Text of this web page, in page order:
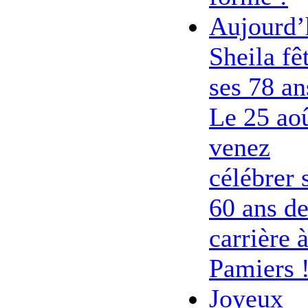
Sheila
ses 78
Le 25
venez
célébrer
60 ans de
carrière à
Pamiers
Joyeux